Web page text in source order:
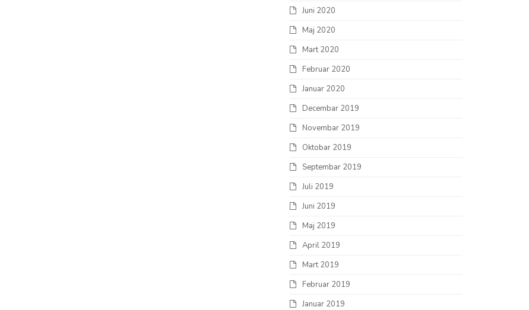
Juni 2020
Maj 2020
Mart 2020
Februar 2020
Januar 2020
Decembar 2019
Novembar 2019
Oktobar 2019
Septembar 2019
Juli 2019
Juni 2019
Maj 2019
April 2019
Mart 2019
Februar 2019
Januar 2019